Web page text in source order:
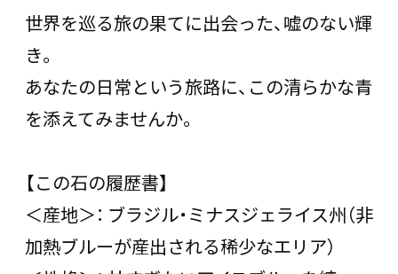
世界を巡る旅の果てに出会った、嘘のない輝
き。
あなたの日常という旅路に、この清らかな青
を添えてみませんか。
【この石の履歴書】
＜産地＞： ブラジル・ミナスジェライス州（非
加熱ブルーが産出される稀少なエリア）